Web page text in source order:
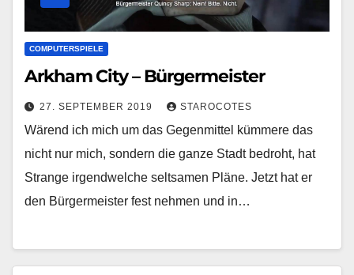
COMPUTERSPIELE
Arkham City – Bürgermeister
27. SEPTEMBER 2019 STAROCOTES
Wärend ich mich um das Gegenmittel kümmere das
nicht nur mich, sondern die ganze Stadt bedroht, hat
Strange irgendwelche seltsamen Pläne. Jetzt hat er
den Bürgermeister fest nehmen und in…